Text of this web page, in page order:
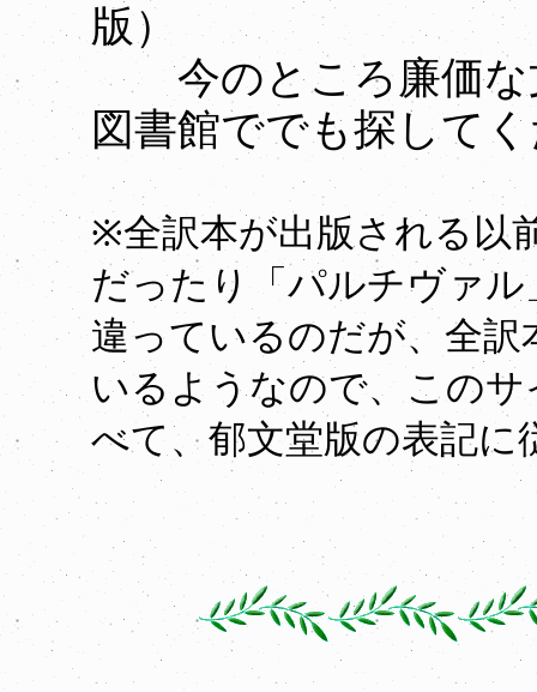
版）
今のところ廉価な
図書館ででも探して
※全訳本が出版される以
だったり「パルチヴァ
違っているのだが、全
いるようなので、この
べて、郁文堂版の表記に